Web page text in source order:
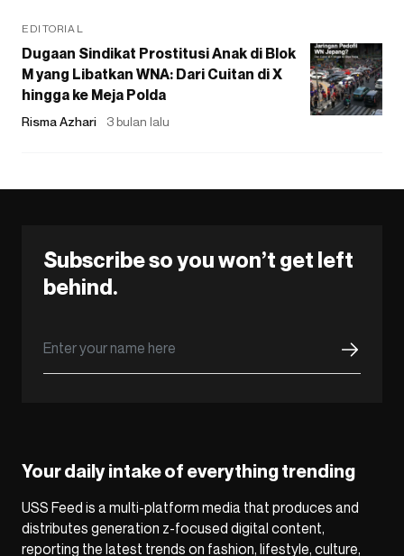
EDITORIAL
Dugaan Sindikat Prostitusi Anak di Blok
M yang Libatkan WNA: Dari Cuitan di X
hingga ke Meja Polda
Risma Azhari 3 bulan lalu
Subscribe so you won’t get left
behind.
Your daily intake of everything trending
USS Feed is a multi-platform media that produces and
distributes generation z-focused digital content,
reporting the latest trends on fashion, lifestyle, culture,